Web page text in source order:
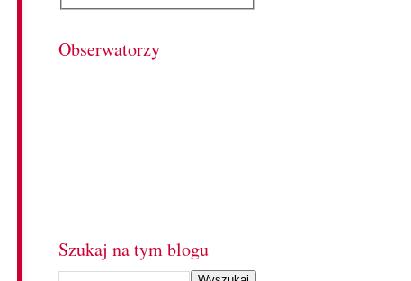
Obserwatorzy
Szukaj na tym blogu